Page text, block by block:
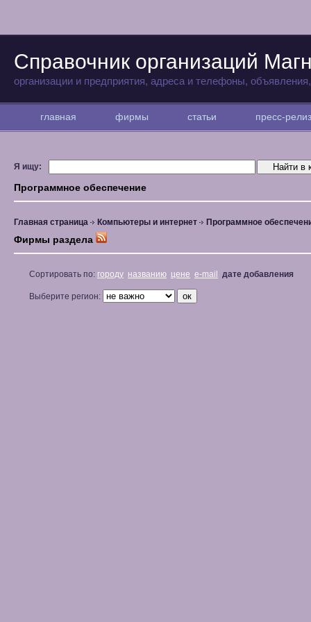
Справочник организаций
организации и предприятия, адреса и телефоны,
главная фирмы статьи пресс-
Я ищу:
Программное обеспечение
Главная страница Компьютеры и интернет Программное
Фирмы раздела
Сортировать по: городу названию цене e-mail дате добавления
Выберите регион: